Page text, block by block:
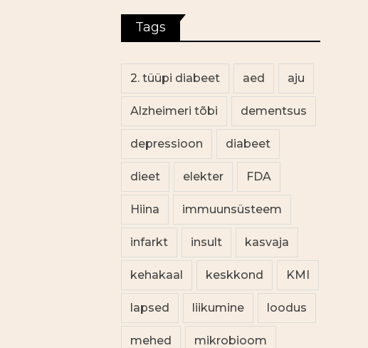
Tags
2. tüüpi diabeet aed aju
Alzheimeri tõbi dementsus
depressioon diabeet
dieet elekter FDA
Hiina immuunsüsteem
infarkt insult kasvaja
kehakaal keskkond KMI
lapsed liikumine loodus
mehed mikrobioom